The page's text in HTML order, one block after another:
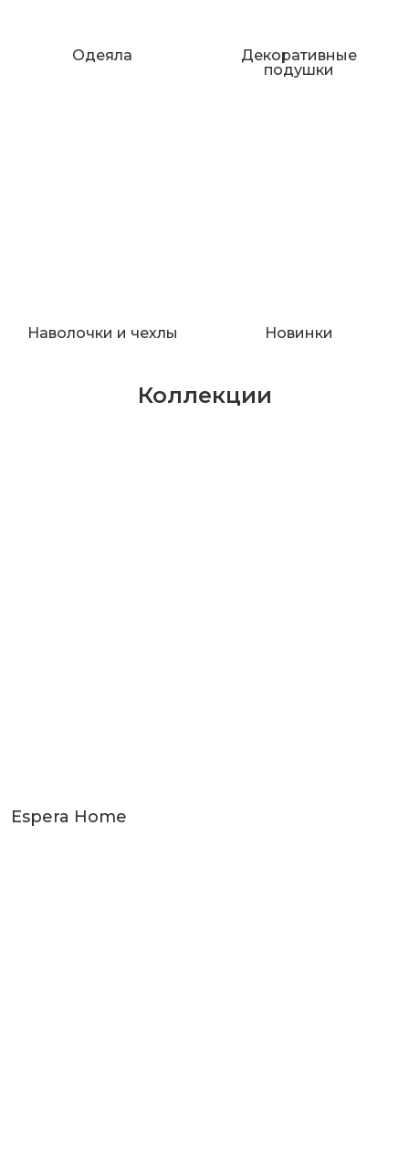
Одеяла
Декоративные
подушки
Наволочки и чехлы Новинки
Коллекции
Espera Home